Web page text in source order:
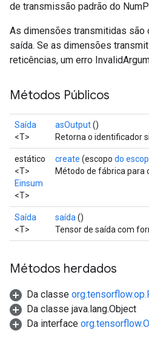
de transmissão padrão do
As dimensões transmitidas são
saída. Se as dimensões
reticências, um erro
Métodos Públicos
Saída
<T>
asOutput()
Retorna o identificador
estático
<T>
Einsum
<T>
create (escopo do
Método de fábrica para
Saída
<T>
saída ()
Tensor de saída com
Métodos herdados
Da classe
Da classe java.lang.Object
Da interface